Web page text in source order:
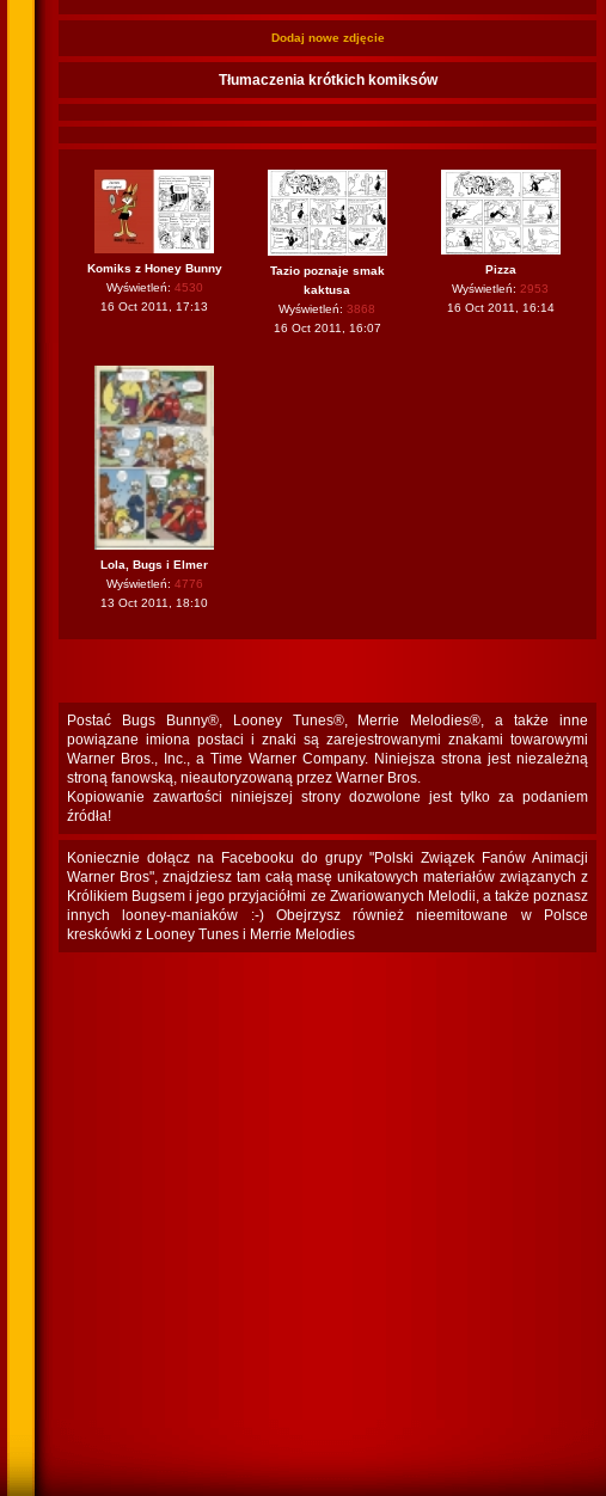
Dodaj nowe zdjęcie
Tłumaczenia krótkich komiksów
Komiks z Honey Bunny
Wyświetleń: 4530
16 Oct 2011, 17:13
Tazio poznaje smak
kaktusa
Wyświetleń: 3868
16 Oct 2011, 16:07
Pizza
Wyświetleń: 2953
16 Oct 2011, 16:14
Lola, Bugs i Elmer
Wyświetleń: 4776
13 Oct 2011, 18:10
Postać Bugs Bunny®, Looney Tunes®, Merrie Melodies®, a także inne
powiązane imiona postaci i znaki są zarejestrowanymi znakami towarowymi
Warner Bros., Inc., a Time Warner Company. Niniejsza strona jest niezależną
stroną fanowską, nieautoryzowaną przez Warner Bros.
Kopiowanie zawartości niniejszej strony dozwolone jest tylko za podaniem
źródła!
Koniecznie dołącz na Facebooku do grupy "Polski Związek Fanów Animacji
Warner Bros", znajdziesz tam całą masę unikatowych materiałów związanych z
Królikiem Bugsem i jego przyjaciółmi ze Zwariowanych Melodii, a także poznasz
innych looney-maniaków :-) Obejrzysz również nieemitowane w Polsce
kreskówki z Looney Tunes i Merrie Melodies